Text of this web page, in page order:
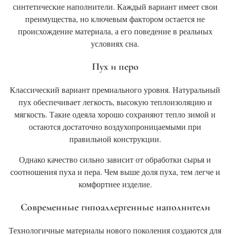
синтетические наполнители. Каждый вариант имеет свои
преимущества, но ключевым фактором остается не
происхождение материала, а его поведение в реальных
условиях сна.
Пух и перо
Классический вариант премиального уровня. Натуральный
пух обеспечивает легкость, высокую теплоизоляцию и
мягкость. Такие одеяла хорошо сохраняют тепло зимой и
остаются достаточно воздухопроницаемыми при
правильной конструкции.
Однако качество сильно зависит от обработки сырья и
соотношения пуха и пера. Чем выше доля пуха, тем легче и
комфортнее изделие.
Современные гипоаллергенные наполнители
Технологичные материалы нового поколения создаются для